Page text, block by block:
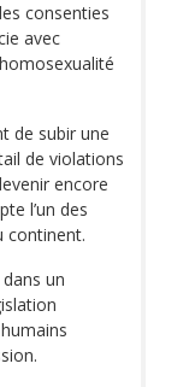
consenties
avec
de subir une
de violations
encore
l’un des
continent.
un